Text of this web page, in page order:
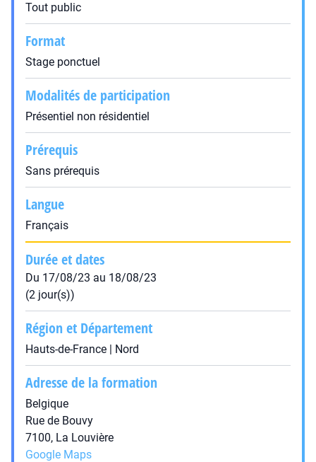
Tout public
Format
Stage ponctuel
Modalités de participation
Présentiel non résidentiel
Prérequis
Sans prérequis
Langue
Français
Durée et dates
Du 17/08/23 au 18/08/23
(2 jour(s))
Région et Département
Hauts-de-France | Nord
Adresse de la formation
Belgique
Rue de Bouvy
7100, La Louvière
Google Maps